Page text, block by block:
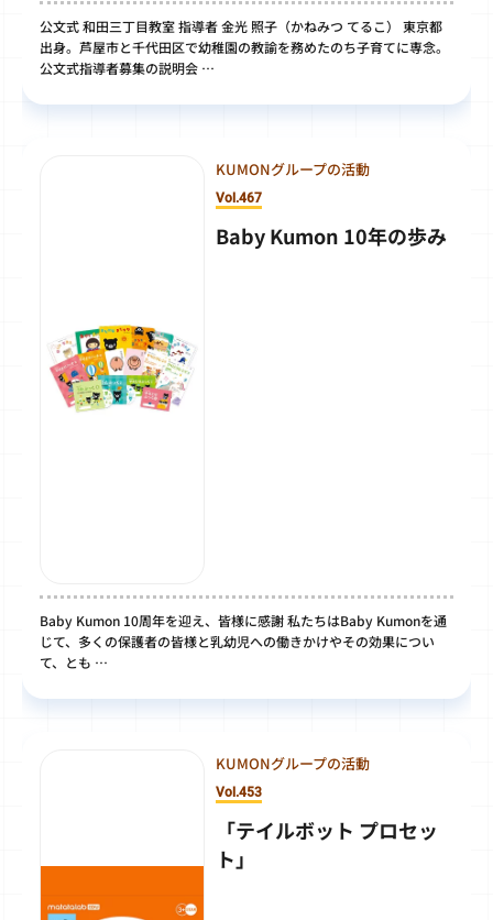
公文式 和田三丁目教室 指導者 金光 照子（かねみつ てるこ） 東京都
出身。芦屋市と千代田区で幼稚園の教諭を務めたのち子育てに専念。
公文式指導者募集の説明会 …
KUMONグループの活動
Vol.467
Baby Kumon 10年の歩み
Baby Kumon 10周年を迎え、皆様に感謝 私たちはBaby Kumonを通
じて、多くの保護者の皆様と乳幼児への働きかけやその効果につい
て、とも …
KUMONグループの活動
Vol.453
「テイルボット プロセッ
ト」